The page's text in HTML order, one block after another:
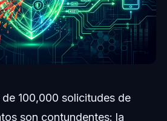
100,000 solicitudes de
son contundentes: la